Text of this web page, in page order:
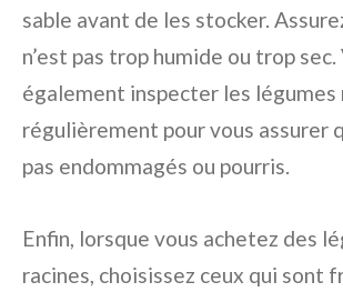
sable avant de les stocker.
n’est pas trop humide ou trop
également inspecter les légumes
régulièrement pour vous assurer
pas endommagés ou pourris.
Enfin, lorsque vous achetez des
racines, choisissez ceux qui sont